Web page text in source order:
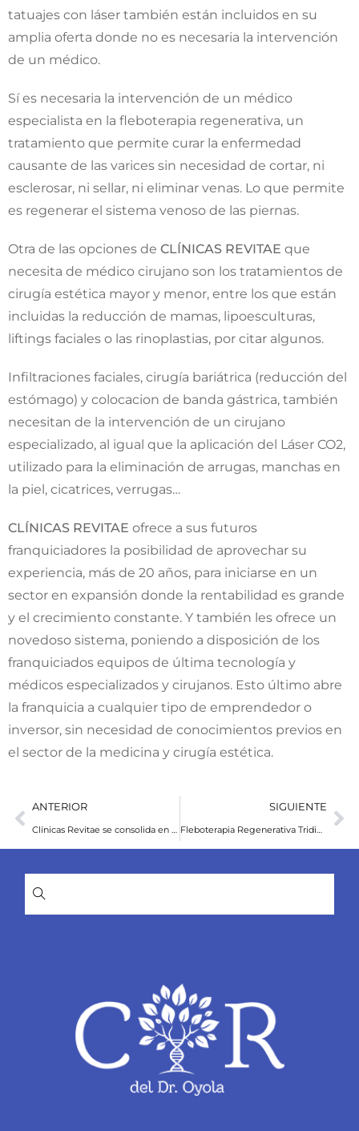
tatuajes con láser también están incluidos en su
amplia oferta donde no es necesaria la intervención
de un médico.
Sí es necesaria la intervención de un médico
especialista en la fleboterapia regenerativa, un
tratamiento que permite curar la enfermedad
causante de las varices sin necesidad de cortar, ni
esclerosar, ni sellar, ni eliminar venas. Lo que permite
es regenerar el sistema venoso de las piernas.
Otra de las opciones de CLÍNICAS REVITAE que
necesita de médico cirujano son los tratamientos de
cirugía estética mayor y menor, entre los que están
incluidas la reducción de mamas, lipoesculturas,
liftings faciales o las rinoplastias, por citar algunos.
Infiltraciones faciales, cirugía bariátrica (reducción del
estómago) y colocacion de banda gástrica, también
necesitan de la intervención de un cirujano
especializado, al igual que la aplicación del Láser CO2,
utilizado para la eliminación de arrugas, manchas en
la piel, cicatrices, verrugas…
CLÍNICAS REVITAE ofrece a sus futuros
franquiciadores la posibilidad de aprovechar su
experiencia, más de 20 años, para iniciarse en un
sector en expansión donde la rentabilidad es grande
y el crecimiento constante. Y también les ofrece un
novedoso sistema, poniendo a disposición de los
franquiciados equipos de última tecnología y
médicos especializados y cirujanos. Esto último abre
la franquicia a cualquier tipo de emprendedor o
inversor, sin necesidad de conocimientos previos en
el sector de la medicina y cirugía estética.
ANTERIOR
Clínicas Revitae se consolida en SIF@Co como la referencia de su sector
SIGUIENTE
Fleboterapia Regenerativa Tridimensional, el único tratamiento que cura las varices sin eliminarlas